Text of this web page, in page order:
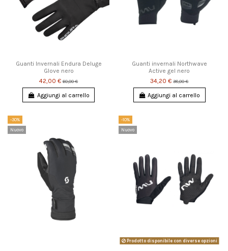
Guanti Invernali Endura Deluge
Glove nero
42,00 € 60,00 €
Aggiungi al carrello
Guanti invernali Northwave
Active gel nero
34,20 € 38,00 €
Aggiungi al carrello
-30%
Nuovo
-10%
Nuovo
Prodotto disponibile con diverse opzioni